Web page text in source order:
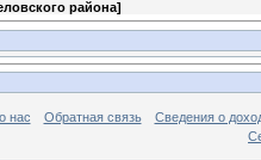
района]
нас Обратная связь
Сведения о